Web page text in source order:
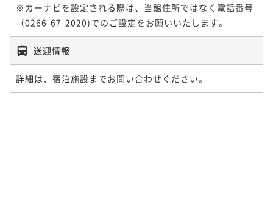
※カーナビを設定される際は、当館住所ではなく電話番号
（0266-67-2020)でのご設定をお願いいたします。
送迎情報
詳細は、宿泊施設までお問い合わせください。